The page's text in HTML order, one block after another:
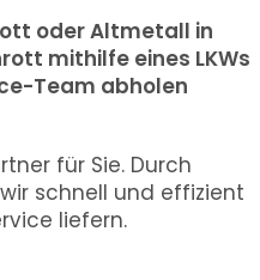
oder Altmetall in
mithilfe eines LKWs
Team abholen
für Sie. Durch
schnell und effizient
liefern.